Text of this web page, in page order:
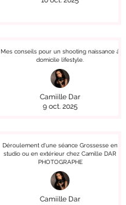
Mes conseils pour un shooting naissance à
domicile lifestyle.
Camiille Dar
9 oct. 2025
Déroulement d'une séance Grossesse en
studio ou en extérieur chez Camille DAR
PHOTOGRAPHE
Camiille Dar